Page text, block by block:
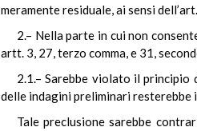
meramente residuale, ai sensi
2.– Nella parte in cui non
artt. 3, 27, terzo comma, e 31,
2.1.– Sarebbe violato il principio
delle indagini preliminari resterebbe
Tale preclusione sarebbe